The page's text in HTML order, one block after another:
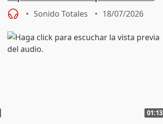
avance de la extrema derecha
Sonido Totales 18/07/2026
01:13